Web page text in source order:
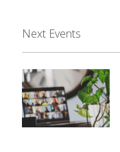
Next Events